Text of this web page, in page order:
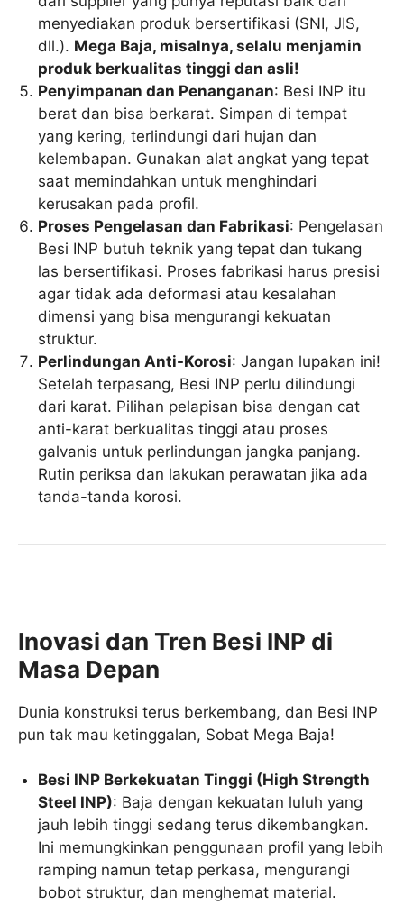
menyediakan produk bersertifikasi (SNI, JIS,
dll.). Mega Baja, misalnya, selalu menjamin
produk berkualitas tinggi dan asli!
Penyimpanan dan Penanganan: Besi INP itu
berat dan bisa berkarat. Simpan di tempat
yang kering, terlindungi dari hujan dan
kelembapan. Gunakan alat angkat yang tepat
saat memindahkan untuk menghindari
kerusakan pada profil.
Proses Pengelasan dan Fabrikasi: Pengelasan
Besi INP butuh teknik yang tepat dan tukang
las bersertifikasi. Proses fabrikasi harus presisi
agar tidak ada deformasi atau kesalahan
dimensi yang bisa mengurangi kekuatan
struktur.
Perlindungan Anti-Korosi: Jangan lupakan ini!
Setelah terpasang, Besi INP perlu dilindungi
dari karat. Pilihan pelapisan bisa dengan cat
anti-karat berkualitas tinggi atau proses
galvanis untuk perlindungan jangka panjang.
Rutin periksa dan lakukan perawatan jika ada
tanda-tanda korosi.
Inovasi dan Tren Besi INP di
Masa Depan
Dunia konstruksi terus berkembang, dan Besi INP
pun tak mau ketinggalan, Sobat Mega Baja!
Besi INP Berkekuatan Tinggi (High Strength
Steel INP): Baja dengan kekuatan luluh yang
jauh lebih tinggi sedang terus dikembangkan.
Ini memungkinkan penggunaan profil yang lebih
ramping namun tetap perkasa, mengurangi
bobot struktur, dan menghemat material.